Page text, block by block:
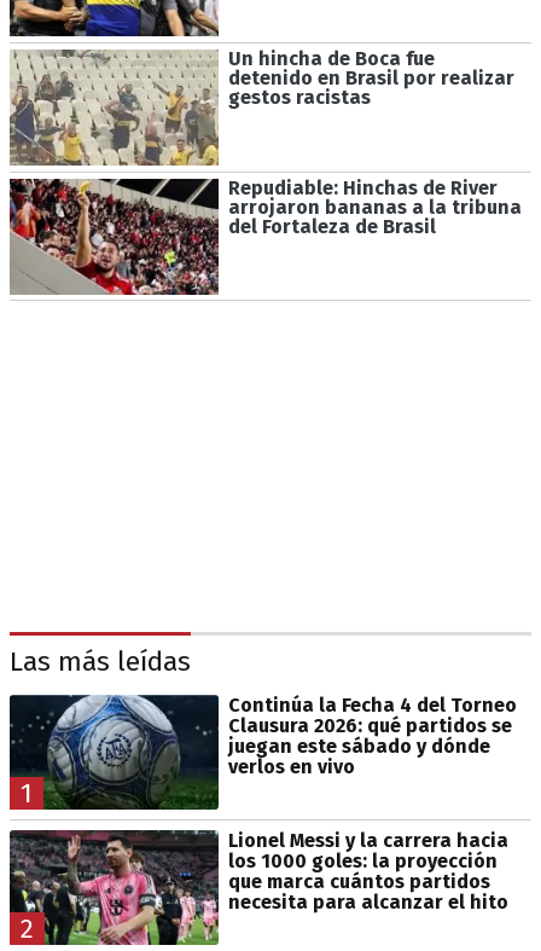
Un hincha de Boca fue
detenido en Brasil por realizar
gestos racistas
Repudiable: Hinchas de River
arrojaron bananas a la tribuna
del Fortaleza de Brasil
Las más leídas
1
Continúa la Fecha 4 del Torneo
Clausura 2026: qué partidos se
juegan este sábado y dónde
verlos en vivo
2
Lionel Messi y la carrera hacia
los 1000 goles: la proyección
que marca cuántos partidos
necesita para alcanzar el hito